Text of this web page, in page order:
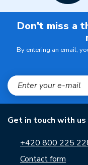
Don't miss a
By entering an email,
Get in touch with us
+420 800 225
Contact form